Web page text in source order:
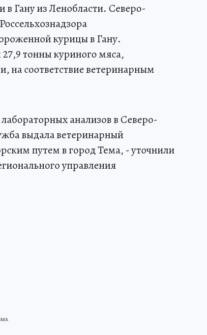
Гану из Ленобласти. Северо-
курицы в Гану.
тонны куриного мяса,
на соответствие ветеринарным
анализов в Северо-
выдала ветеринарный
путем в город Тема, - уточнили
управления